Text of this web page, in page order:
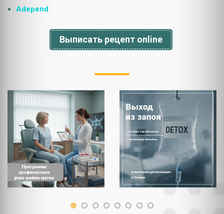
Adepend
Выписать рецепт online